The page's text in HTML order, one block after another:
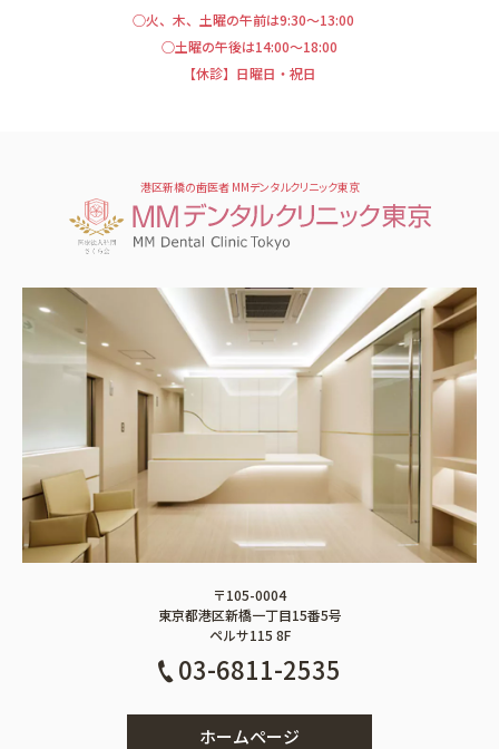
○火、木、土曜の午前は9:30～13:00
○土曜の午後は14:00～18:00
【休診】日曜日・祝日
港区新橋の歯医者 MMデンタルクリニック東京
〒105-0004
東京都港区新橋一丁目15番5号
ペルサ115 8F
03-6811-2535
ホームページ